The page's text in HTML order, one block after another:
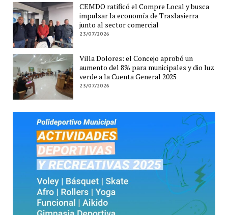
CEMDO ratificó el Compre Local y busca
impulsar la economía de Traslasierra
junto al sector comercial
23/07/2026
Villa Dolores: el Concejo aprobó un
aumento del 8% para municipales y dio luz
verde a la Cuenta General 2025
23/07/2026